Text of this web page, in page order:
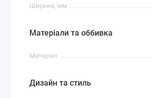
Ширина, мм
Матеріали та оббивка
Матеріал
Дизайн та стиль